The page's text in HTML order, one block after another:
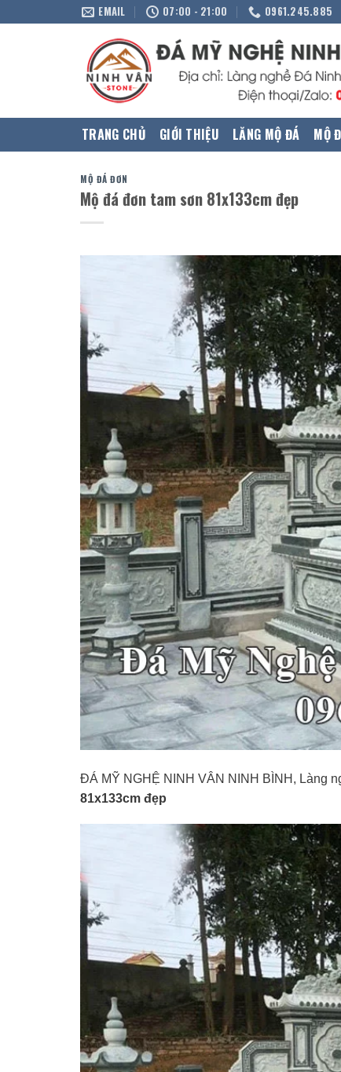
EMAIL 07:00 - 21:00 0961.245.885
TRANG CHỦ GIỚI THIỆU LĂNG MỘ ĐÁ MỘ
MỘ ĐÁ ĐƠN
Mộ đá đơn tam sơn 81x133cm đẹp
ĐÁ MỸ NGHỆ NINH VÂN NINH BÌNH, Làng
81x133cm đẹp